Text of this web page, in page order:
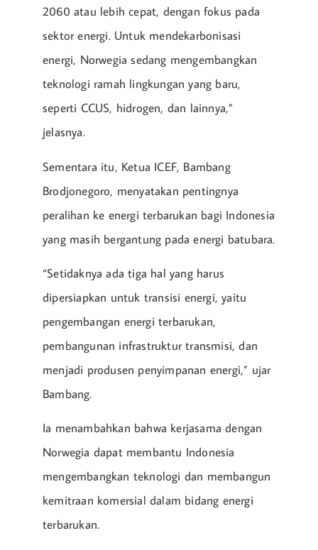
2060 atau lebih cepat, dengan fokus pada
sektor energi. Untuk mendekarbonisasi
energi, Norwegia sedang mengembangkan
teknologi ramah lingkungan yang baru,
seperti CCUS, hidrogen, dan lainnya,”
jelasnya.
Sementara itu, Ketua ICEF, Bambang
Brodjonegoro, menyatakan pentingnya
peralihan ke energi terbarukan bagi Indonesia
yang masih bergantung pada energi batubara.
“Setidaknya ada tiga hal yang harus
dipersiapkan untuk transisi energi, yaitu
pengembangan energi terbarukan,
pembangunan infrastruktur transmisi, dan
menjadi produsen penyimpanan energi,” ujar
Bambang.
Ia menambahkan bahwa kerjasama dengan
Norwegia dapat membantu Indonesia
mengembangkan teknologi dan membangun
kemitraan komersial dalam bidang energi
terbarukan.